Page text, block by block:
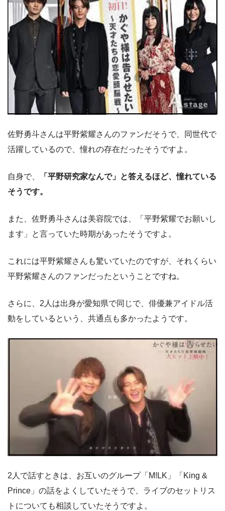
佐野勇斗さんは平野紫耀さんのファンだそうで、同世代で
活躍しているので、憧れの存在だったそうですよ。
自身で、
「平野研究家なんで」と答えるほど、憧れている
そうです。
また、佐野勇斗さんは美容院では、「平野紫耀でお願いし
ます」と言っていた時期があったそうですよ。
これには平野紫耀さんも驚いていたのですが、それくらい
平野紫耀さんのファンだったということですね。
さらに、2人は出身が愛知県で同じで、俳優兼アイドル活
動をしているという、共通点も多かったようです。
2人で話すときは、お互いのグループ「M!LK」「King &
Prince」の話をよくしていたそうで、ライブのセットリス
トについても相談していたそうですよ。